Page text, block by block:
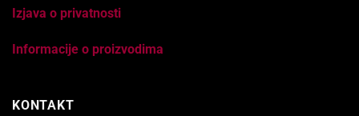
Izjava o privatnosti
Informacije o proizvodima
KONTAKT